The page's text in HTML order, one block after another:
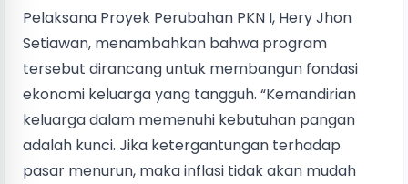
Pelaksana Proyek Perubahan PKN I, Hery Jhon
Setiawan, menambahkan bahwa program
tersebut dirancang untuk membangun fondasi
ekonomi keluarga yang tangguh. “Kemandirian
keluarga dalam memenuhi kebutuhan pangan
adalah kunci. Jika ketergantungan terhadap
pasar menurun, maka inflasi tidak akan mudah